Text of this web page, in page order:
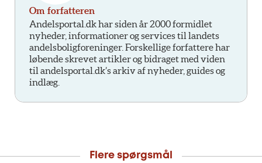
Om forfatteren
Andelsportal.dk har siden år 2000 formidlet
nyheder, informationer og services til landets
andelsboligforeninger. Forskellige forfattere har
løbende skrevet artikler og bidraget med viden
til andelsportal.dk’s arkiv af nyheder, guides og
indlæg.
Flere spørgsmål